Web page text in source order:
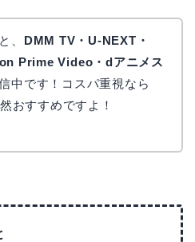
、 DMM TV・U-NEXT・
Prime Video・dアニメス
中です！コスパ重視なら
おすすめですよ！